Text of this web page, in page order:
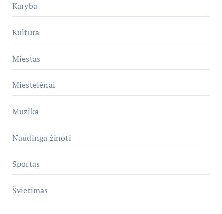
Karyba
Kultūra
Miestas
Miestelėnai
Muzika
Naudinga žinoti
Sportas
Švietimas